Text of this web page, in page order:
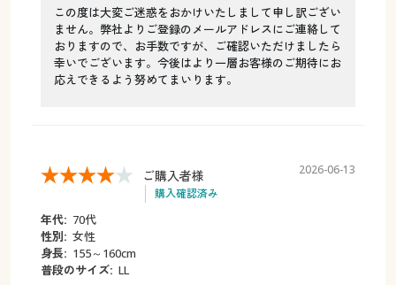
この度は大変ご迷惑をおかけいたしまして申し訳ござい
ません。弊社よりご登録のメールアドレスにご連絡して
おりますので、お手数ですが、ご確認いただけましたら
幸いでございます。今後はより一層お客様のご期待にお
応えできるよう努めてまいります。
ご購入者様
購入確認済み
2026-06-13
年代: 70代
性別: 女性
身長: 155～160cm
普段のサイズ: LL